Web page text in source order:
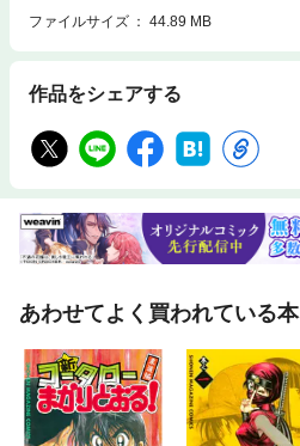
ファイルサイズ
44.89 MB
作品をシェアする
あわせてよく買われている本